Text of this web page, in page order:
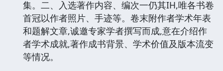
集。二、入选著作内容、编次一仍其IH,唯各书卷
首冠以作者照片、手迹等。卷末附作者学术年表
和题解文章,诚邀专家学者撰写而成,意在介绍作
者学术成就,著作成书背景、学术价值及版本流变
等情况。